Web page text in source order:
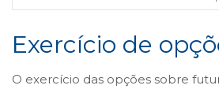
Exercício de
O exercício das opções sobre